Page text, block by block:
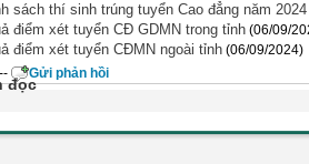
sách thí sinh trúng tuyển Cao đẳng năm 2024
điểm xét tuyển CĐ GDMN trong tỉnh (06/09/
điểm xét tuyển CĐMN ngoài tỉnh (06/09/2024)
đọc
-- Gửi phản hồi